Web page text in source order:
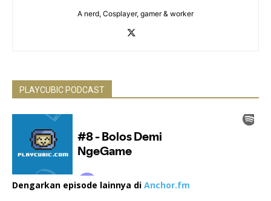
A nerd, Cosplayer, gamer & worker
PLAYCUBIC PODCAST
Dengarkan episode lainnya di Anchor.fm